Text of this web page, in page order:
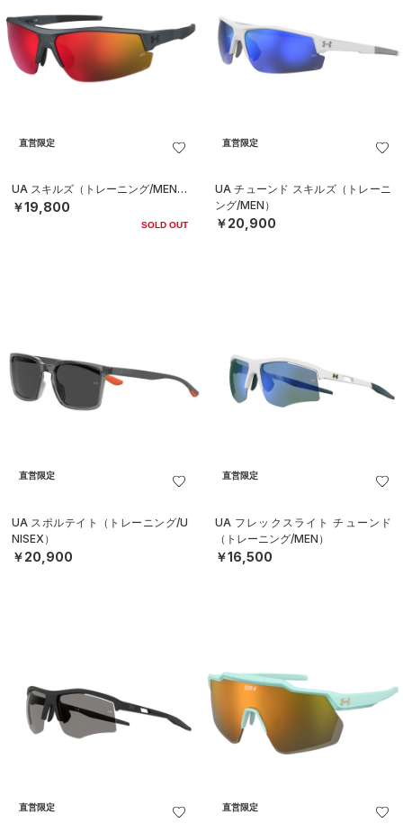
直営限定
UA スキルズ（トレーニング/MEN）
￥19,800
SOLD OUT
直営限定
UA チューンド スキルズ（トレーニ
ング/MEN）
￥20,900
直営限定
UA スポルテイト（トレーニング/U
NISEX）
￥20,900
直営限定
UA フレックスライト チューンド
（トレーニング/MEN）
￥16,500
直営限定 直営限定